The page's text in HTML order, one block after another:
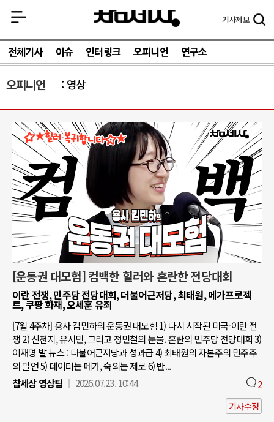
기사제보
전체기사 이슈 인터링크 오피니언 연구소
오피니언 영상
[운동권 대모험] 컴백한 힐러와 혼란한 전당대회
이란 전쟁, 민주당 전당대회, 더불어근저당, 최태원, 메가프로젝
트, 쿠팡 화재, 오세훈 유죄
[7월 4주차] 용사 김민하의 운동권 대모험 1) 다시 시작된 미국-이란 전
쟁 2) 신천지, 유시민, 그리고 정민철의 눈물. 혼란의 민주당 전당대회 3)
이재명 발 뉴스 : 더불어근저당과 성과급 4) 최태원의 자본주의 민주주
의 발언 5) 데이터는 메가, 숙의는 제로 6) 반...
참세상 영상팀
2026.07.23. 10:44 2
기사수정